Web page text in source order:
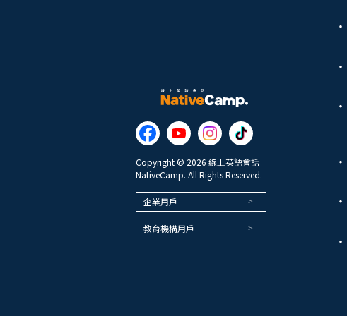
Copyright © 2026 線上英語會話
NativeCamp. All Rights Reserved.
企業用戶
教育機構用戶